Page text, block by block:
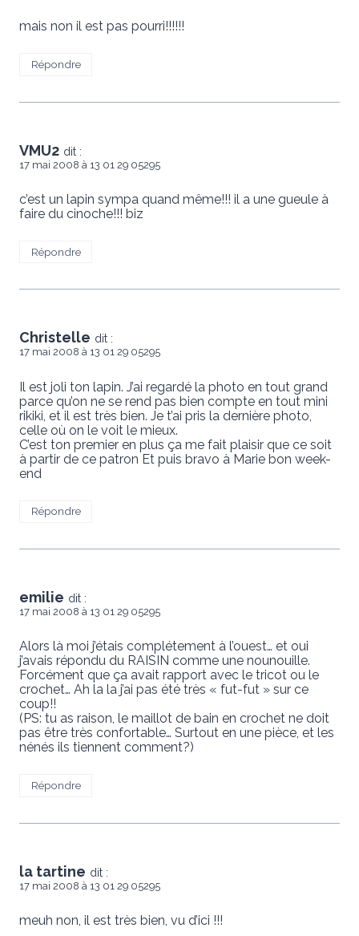
mais non il est pas pourri!!!!!!
Répondre
VMU2 dit :
17 mai 2008 à 13 01 29 05295
c’est un lapin sympa quand même!!! il a une gueule à
faire du cinoche!!! biz
Répondre
Christelle dit :
17 mai 2008 à 13 01 29 05295
Il est joli ton lapin. J’ai regardé la photo en tout grand
parce qu’on ne se rend pas bien compte en tout mini
rikiki, et il est très bien. Je t’ai pris la dernière photo,
celle où on le voit le mieux.
C’est ton premier en plus ça me fait plaisir que ce soit
à partir de ce patron Et puis bravo à Marie bon week-
end
Répondre
emilie dit :
17 mai 2008 à 13 01 29 05295
Alors là moi j’étais complétement à l’ouest… et oui
j’avais répondu du RAISIN comme une nounouille.
Forcément que ça avait rapport avec le tricot ou le
crochet… Ah la la j’ai pas été très « fut-fut » sur ce
coup!!
(PS: tu as raison, le maillot de bain en crochet ne doit
pas être très confortable… Surtout en une pièce, et les
nénés ils tiennent comment?)
Répondre
la tartine dit :
17 mai 2008 à 13 01 29 05295
meuh non, il est très bien, vu d’ici !!!